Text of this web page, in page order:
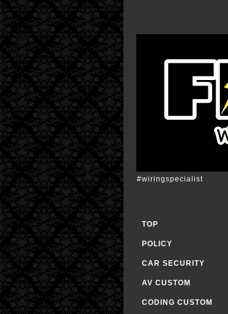
#wiringspecialist
TOP
POLICY
CAR SECURITY
AV CUSTOM
CODING CUSTOM